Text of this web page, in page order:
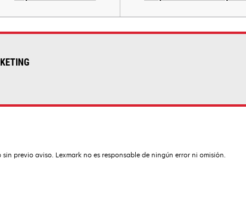
previo aviso. Lexmark no es responsable de ningún error ni omisión.